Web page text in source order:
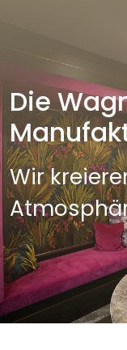
Die
Wir